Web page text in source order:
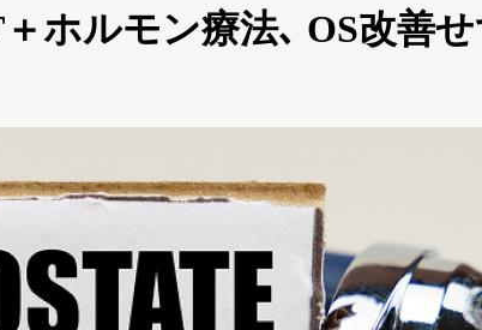
ホルモン療法､ OS改善